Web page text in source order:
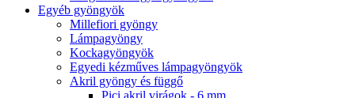
Egyéb gyöngyök
Millefiori gyöngy
Lámpagyöngy
Kockagyöngyök
Egyedi kézműves lámpagyöngyök
Akril gyöngy és függő